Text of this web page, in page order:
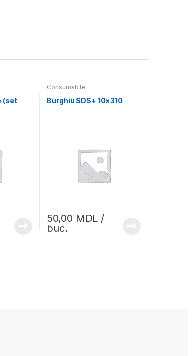
(set
Consumabile
Burghiu SDS+ 10×310
50,00 MDL /
buc.